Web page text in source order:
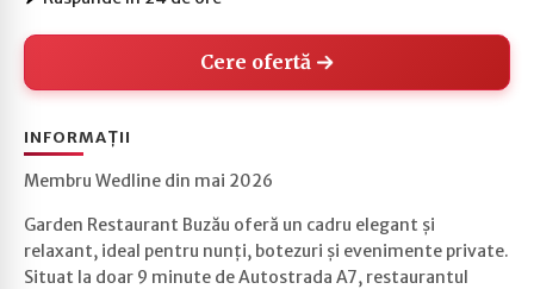
Cere ofertă
INFORMAȚII
Membru Wedline din mai 2026
Garden Restaurant Buzău oferă un cadru elegant și
relaxant, ideal pentru nunți, botezuri și evenimente private.
Situat la doar 9 minute de Autostrada A7, restaurantul